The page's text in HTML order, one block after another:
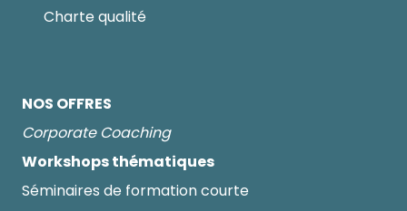
Charte qualité
NOS OFFRES
Corporate Coaching
Workshops thématiques
Séminaires de formation courte